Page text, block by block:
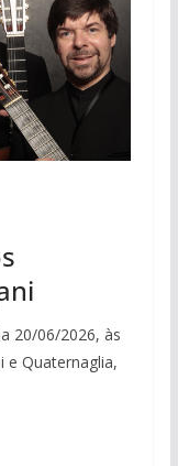
20/06/2026, às
e Quaternaglia,